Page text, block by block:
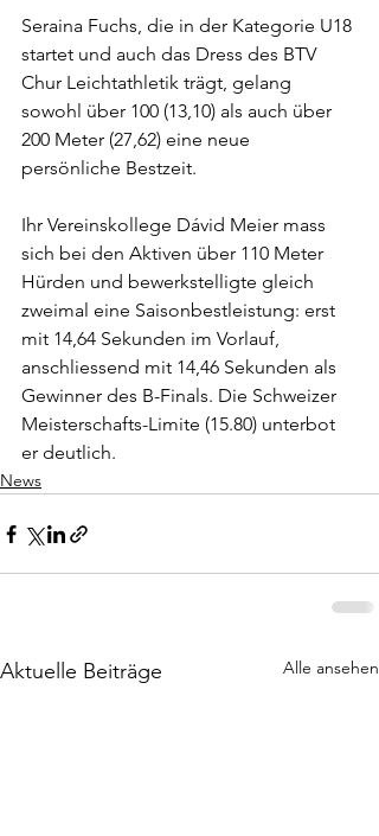
Seraina Fuchs, die in der Kategorie U18
startet und auch das Dress des BTV
Chur Leichtathletik trägt, gelang
sowohl über 100 (13,10) als auch über
200 Meter (27,62) eine neue
persönliche Bestzeit.
Ihr Vereinskollege Dávid Meier mass
sich bei den Aktiven über 110 Meter
Hürden und bewerkstelligte gleich
zweimal eine Saisonbestleistung: erst
mit 14,64 Sekunden im Vorlauf,
anschliessend mit 14,46 Sekunden als
Gewinner des B-Finals. Die Schweizer
Meisterschafts-Limite (15.80) unterbot
er deutlich.
News
Aktuelle Beiträge Alle ansehen